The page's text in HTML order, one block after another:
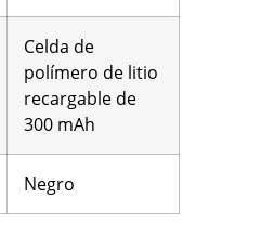
Celda de
polímero de litio
recargable de
300 mAh
Negro